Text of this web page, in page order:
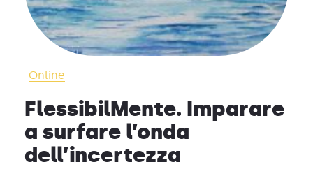
Online
FlessibilMente. Imparare
a surfare l’onda
dell’incertezza